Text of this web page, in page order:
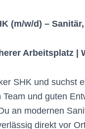
(m/w/d) –
Arbeitsplatz |
SHK und suchst
und guten
an modernen
direkt vor